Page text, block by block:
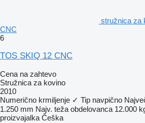
stružnica za
CNC
6
TOS SKIQ 12 CNC
Cena na zahtevo
Stružnica za kovino
2010
Numerično krmiljenje ✓ Tip navpično
1.250 mm Najv. teža obdelovanca 12.000
proizvajalka Češka